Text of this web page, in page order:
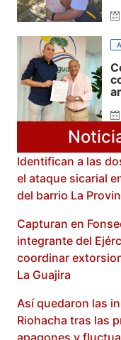
Identifican a las
el ataque sicarial
del barrio La
Capturan en
integrante del
coordinar
La Guajira
Así quedaron las
Riohacha tras las